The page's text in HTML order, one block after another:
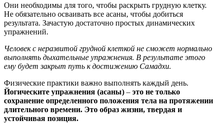
Они необходимы для того, чтобы раскрыть грудную клетку.
Не обязательно осваивать все асаны, чтобы добиться
результата. Зачастую достаточно простых динамических
упражнений.
Человек с неразвитой грудной клеткой не сможет нормально
выполнять дыхательные упражнения. В результате этого
ему будет закрыт путь к достижению Самадхи.
Физические практики важно выполнять каждый день.
Йогическите упражнения (асаны) – это не только
сохранение определенного положения тела на протяжении
длительного времени. Это образ жизни, твердая и
устойчивая позиция.